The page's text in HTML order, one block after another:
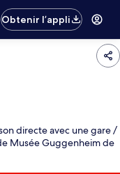
Obtenir l’appli
directe avec une gare /
Musée Guggenheim de